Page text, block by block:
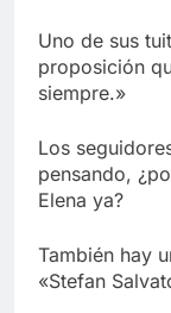
Uno de sus
proposición
siempre.»
Los
pensando,
Elena ya?
También hay
«Stefan